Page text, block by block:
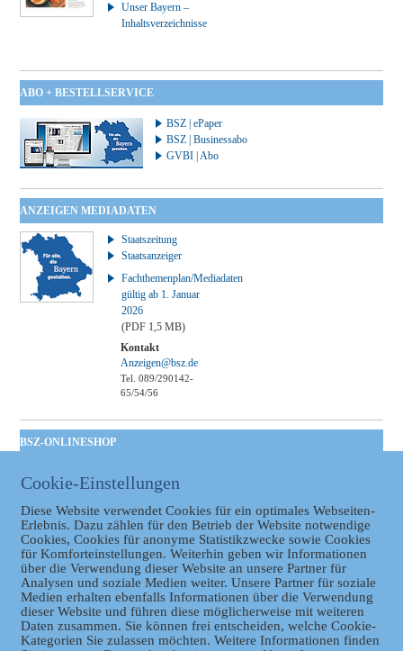
Unser Bayern –
Inhaltsverzeichnisse
ABO + BESTELLSERVICE
BSZ | ePaper
BSZ | Businessabo
GVBI | Abo
ANZEIGEN MEDIADATEN
Staatszeitung
Staatsanzeiger
Fachthemenplan/Mediadaten
gültig ab 1. Januar
2026
(PDF 1,5 MB)
Kontakt
Anzeigen@bsz.de
Tel. 089/290142-
65/54/56
BSZ-ONLINESHOP
Taschenbuch
GVBl | Einbanddecke
Datenschutz
Cookie-Einstellungen
Diese Website verwendet Cookies für ein optimales Webseiten-
Erlebnis. Dazu zählen für den Betrieb der Website notwendige
Cookies, Cookies für anonyme Statistikzwecke sowie Cookies
für Komforteinstellungen. Weiterhin geben wir Informationen
über die Verwendung dieser Website an unsere Partner für
Analysen und soziale Medien weiter. Unsere Partner für soziale
Medien erhalten ebenfalls Informationen über die Verwendung
dieser Website und führen diese möglicherweise mit weiteren
Daten zusammen. Sie können frei entscheiden, welche Cookie-
Kategorien Sie zulassen möchten. Weitere Informationen finden